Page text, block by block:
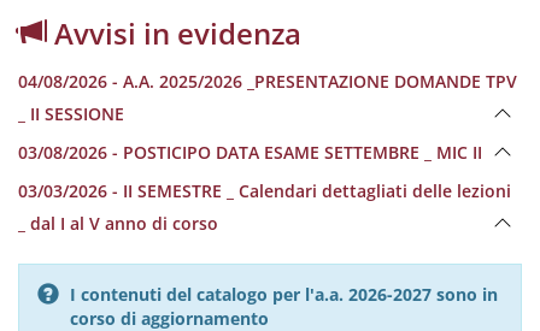
Avvisi in evidenza
04/08/2026 - A.A. 2025/2026 _PRESENTAZIONE DOMANDE TPV
_ II SESSIONE
03/08/2026 - POSTICIPO DATA ESAME SETTEMBRE _ MIC II
03/03/2026 - II SEMESTRE _ Calendari dettagliati delle lezioni
_ dal I al V anno di corso
I contenuti del catalogo per l'a.a. 2026-2027 sono in
corso di aggiornamento